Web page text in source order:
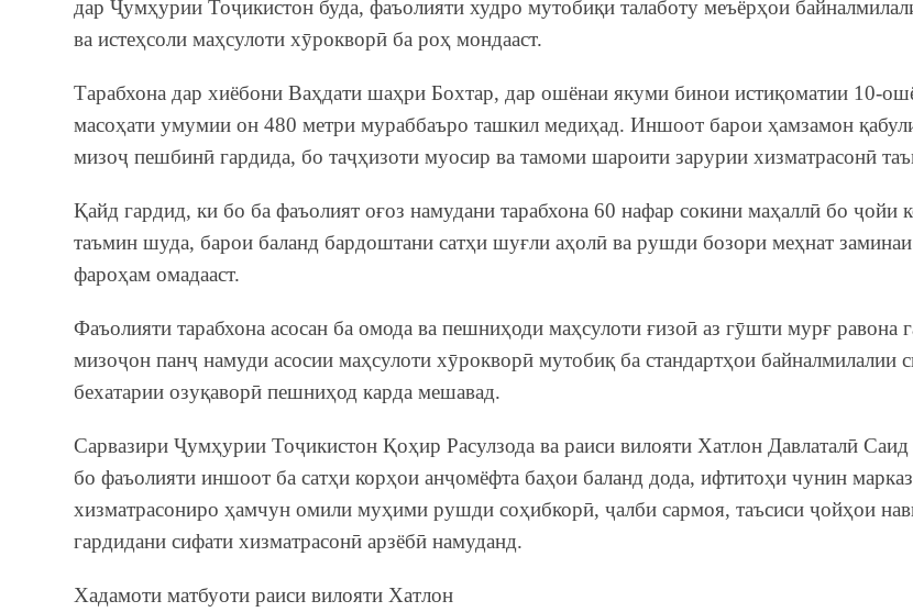
дар Ҷумҳурии Тоҷикистон буда, фаъолияти худро мутобиқи талаботу меъёрҳои
ва истеҳсоли маҳсулоти хӯрокворӣ ба роҳ мондааст.
Тарабхона дар хиёбони Ваҳдати шаҳри Бохтар, дар ошёнаи якуми бинои истиқоматии 10-
масоҳати умумии он 480 метри мураббаъро ташкил медиҳад. Иншоот барои ҳамзамон
мизоҷ пешбинӣ гардида, бо таҷҳизоти муосир ва тамоми шароити зарурии хизматрасонӣ
Қайд гардид, ки бо ба фаъолият оғоз намудани тарабхона 60 нафар сокини маҳаллӣ бо ҷойи
таъмин шуда, барои баланд бардоштани сатҳи шуғли аҳолӣ ва рушди бозори меҳнат
фароҳам омадааст.
Фаъолияти тарабхона асосан ба омода ва пешниҳоди маҳсулоти ғизоӣ аз гӯшти мурғ равона
мизоҷон панҷ намуди асосии маҳсулоти хӯрокворӣ мутобиқ ба стандартҳои байналмилалии
бехатарии озуқаворӣ пешниҳод карда мешавад.
Сарвазири Ҷумҳурии Тоҷикистон Қоҳир Расулзода ва раиси вилояти Хатлон Давлаталӣ
бо фаъолияти иншоот ба сатҳи корҳои анҷомёфта баҳои баланд дода, ифтитоҳи чунин
хизматрасониро ҳамчун омили муҳими рушди соҳибкорӣ, ҷалби сармоя, таъсиси ҷойҳои
гардидани сифати хизматрасонӣ арзёбӣ намуданд.
Хадамоти матбуоти раиси вилояти Хатлон